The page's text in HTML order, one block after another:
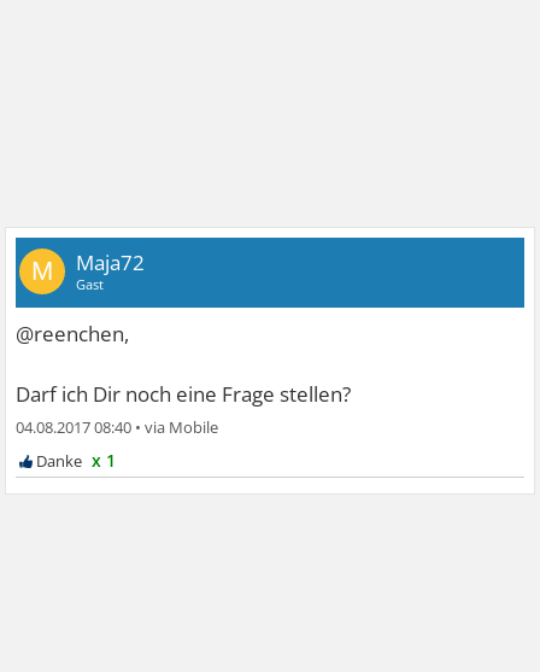
M Maja72
Gast
@reenchen,
Darf ich Dir noch eine Frage stellen?
04.08.2017 08:40 •
x 1